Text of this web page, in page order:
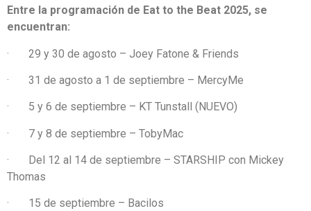
Entre la programación de Eat to the Beat 2025, se
encuentran:
· 29 y 30 de agosto – Joey Fatone & Friends
· 31 de agosto a 1 de septiembre – MercyMe
· 5 y 6 de septiembre – KT Tunstall (NUEVO)
· 7 y 8 de septiembre – TobyMac
· Del 12 al 14 de septiembre – STARSHIP con Mickey
Thomas
· 15 de septiembre – Bacilos